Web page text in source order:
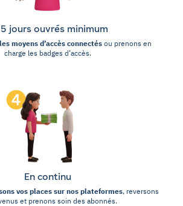
5 jours ouvrés minimum
moyens d’accès connectésou prenons en
charge les badges d’accès.
En continu
vos places sur nos plateformes, reversons
et prenons soin des abonnés.